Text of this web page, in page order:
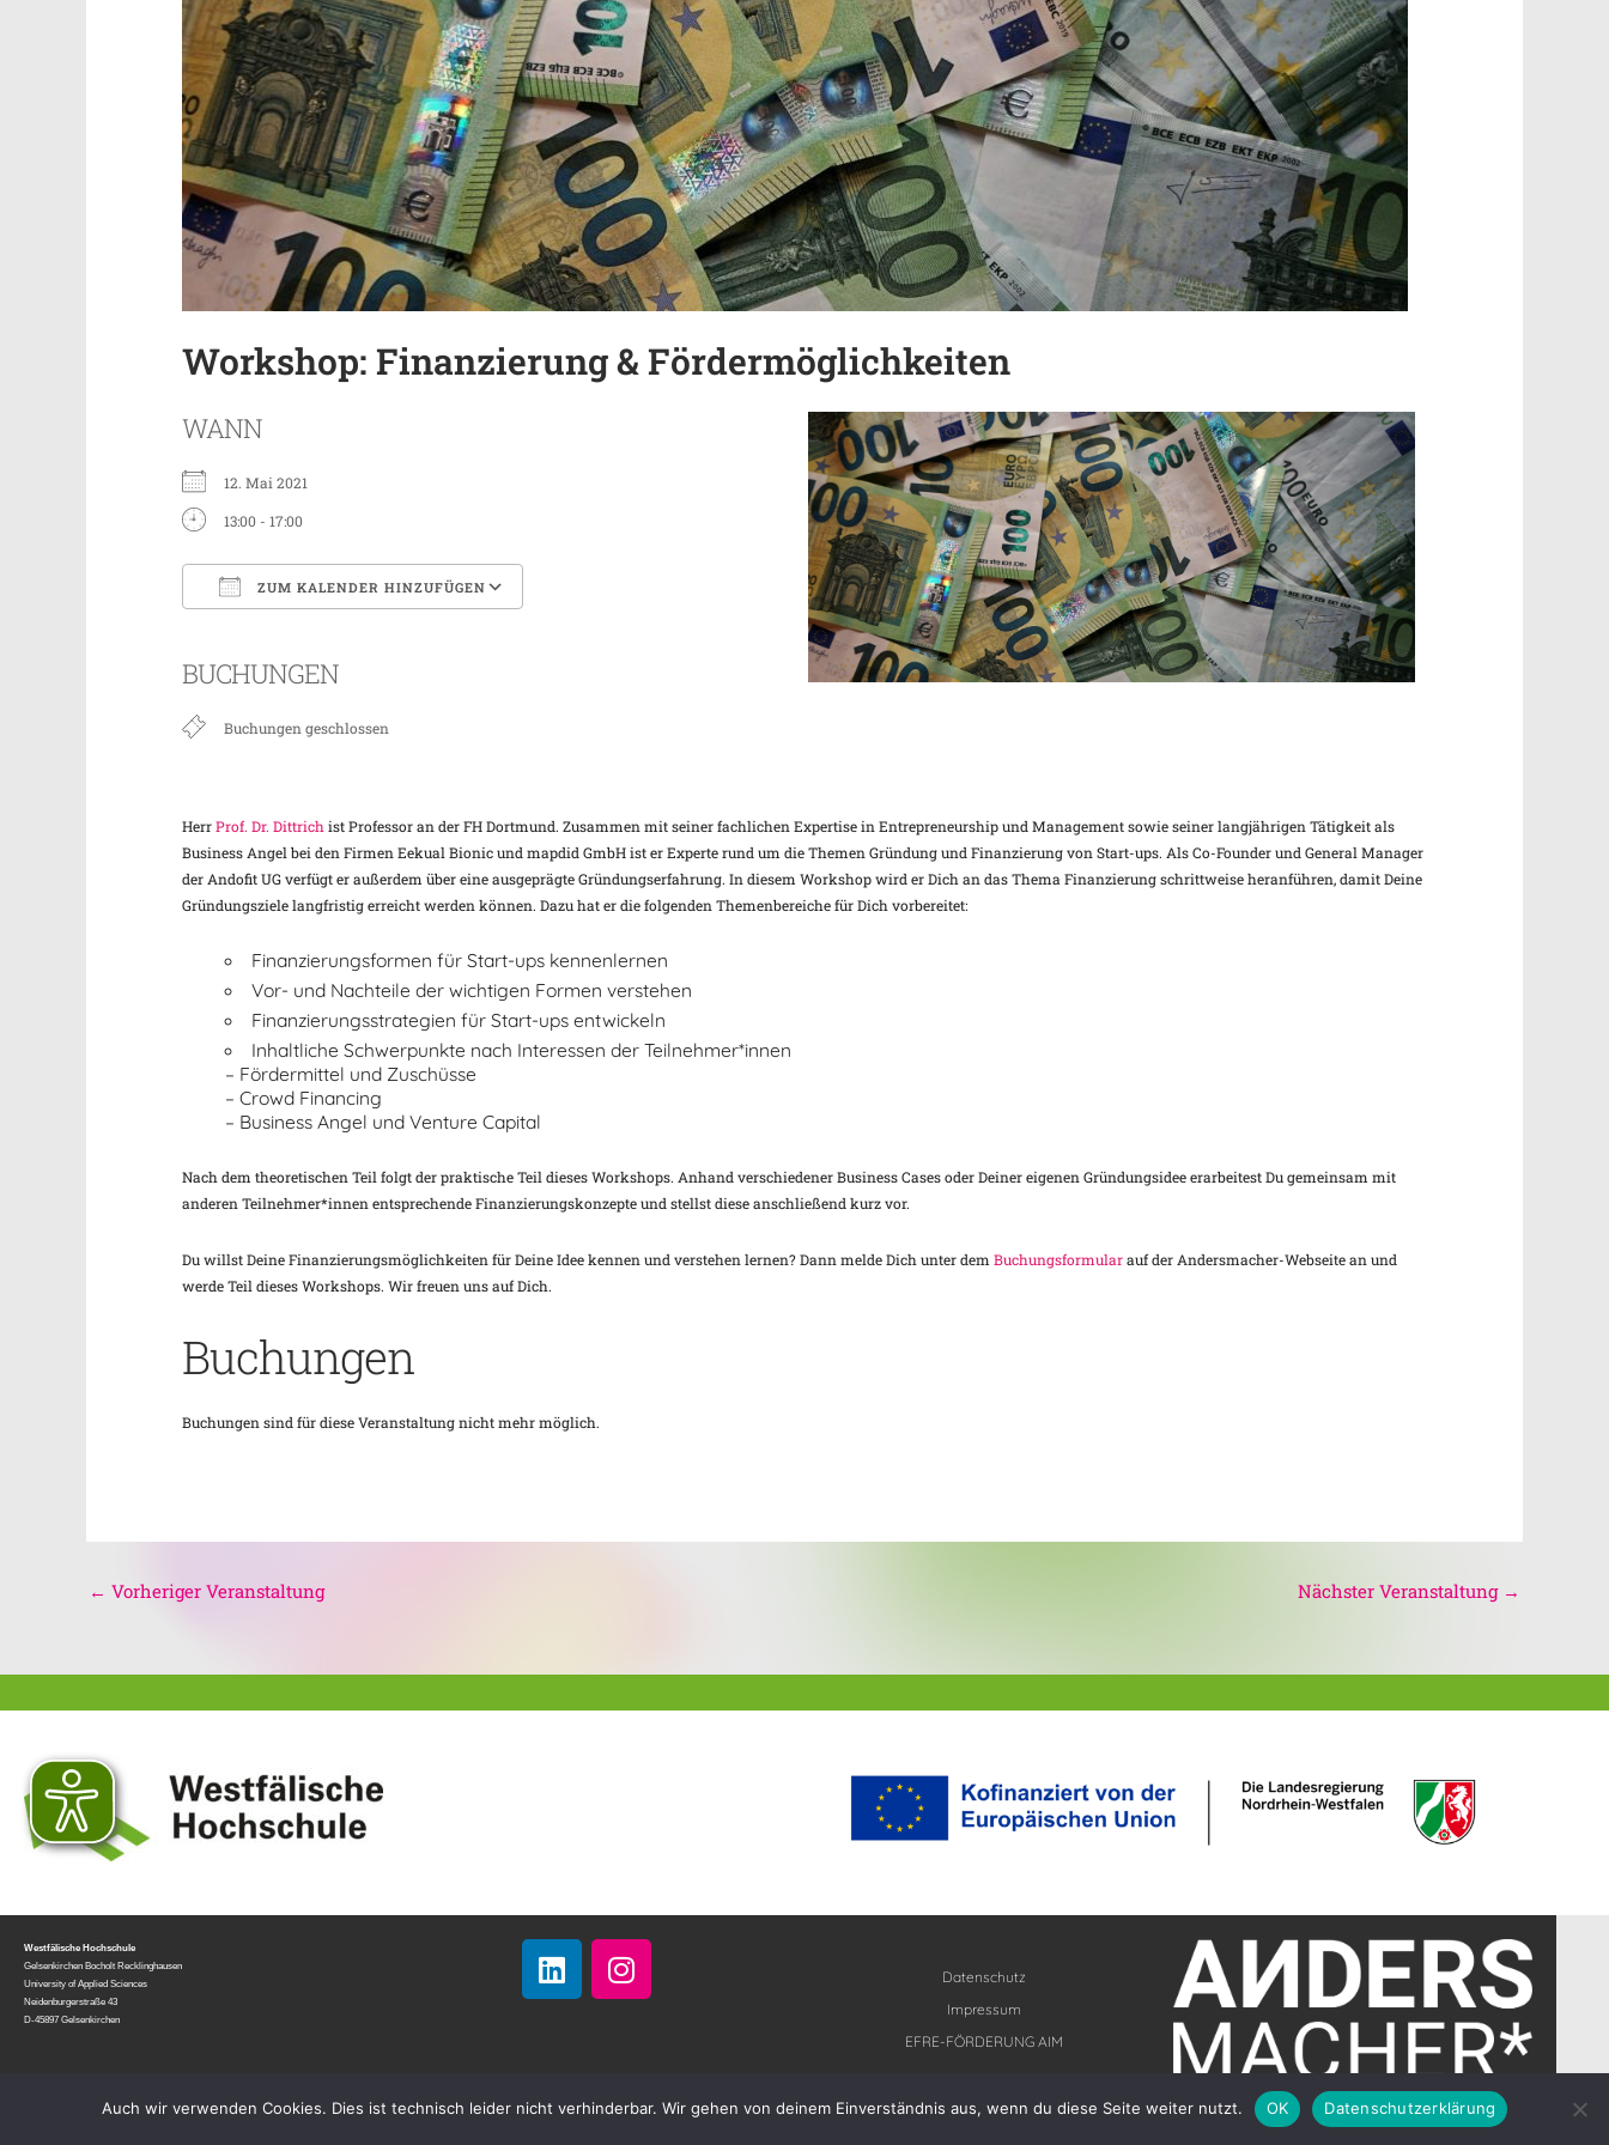
Workshop: Finanzierung & Fördermöglichkeiten
WANN
12. Mai 2021
13:00 - 17:00
ZUM KALENDER HINZUFÜGEN
iCalendar Office 365
BUCHUNGEN
Buchungen geschlossen
HerrProf. Dr. Dittrich ist Professor an der FH Dortmund. Zusammen mit seiner fachlichen Expertise in Entrepreneurship und Management sowie seiner langjährigen Tätigkeit als
Business Angel bei den Firmen Eekual Bionic und mapdid GmbH ist er Experte rund um die Themen Gründung und Finanzierung von Start-ups. Als Co-Founder und General Manager
der Andofit UG verfügt er außerdem über eine ausgeprägte Gründungserfahrung. In diesem Workshop wird er Dich an das Thema Finanzierung schrittweise heranführen, damit Deine
Gründungsziele langfristig erreicht werden können. Dazu hat er die folgenden Themenbereiche für Dich vorbereitet:
Finanzierungsformen für Start-ups kennenlernen
Vor- und Nachteile der wichtigen Formen verstehen
Finanzierungsstrategien für Start-ups entwickeln
Inhaltliche Schwerpunkte nach Interessen der Teilnehmer*innen
– Fördermittel und Zuschüsse
– Crowd Financing
– Business Angel und Venture Capital
Nach dem theoretischen Teil folgt der praktische Teil dieses Workshops. Anhand verschiedener Business Cases oder Deiner eigenen Gründungsidee erarbeitest Du gemeinsam mit
anderen Teilnehmer*innen entsprechende Finanzierungskonzepte und stellst diese anschließend kurz vor.
Du willst Deine Finanzierungsmöglichkeiten für Deine Idee kennen und verstehen lernen? Dann melde Dich unter demBuchungsformularauf der Andersmacher-Webseite an und
werde Teil dieses Workshops. Wir freuen uns auf Dich.
Buchungen
Buchungen sind für diese Veranstaltung nicht mehr möglich.
← Vorheriger Veranstaltung Nächster Veranstaltung →
Westfälische Hochschule
Gelsenkirchen Bocholt Recklinghausen
University of Applied Sciences
Neidenburgerstraße 43
D-45897 Gelsenkirchen
L
i
n
d
I
n
s
g
Datenschutz
Impressum
EFRE-FÖRDERUNG AIM
Auch wir verwenden Cookies. Dies ist technisch leider nicht verhinderbar. Wir gehen von deinem Einverständnis aus, wenn du diese Seite weiter nutzt. OK Datenschutzerklärung